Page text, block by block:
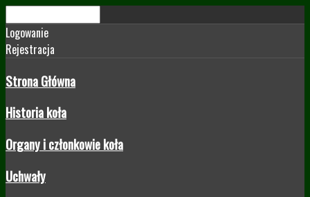
Logowanie
Rejestracja
Strona Główna
Historia koła
Organy i członkowie koła
Uchwały